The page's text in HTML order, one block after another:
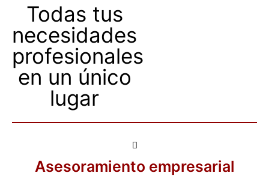
Todas tus
necesidades
profesionales
en un único
lugar
Asesoramiento empresarial